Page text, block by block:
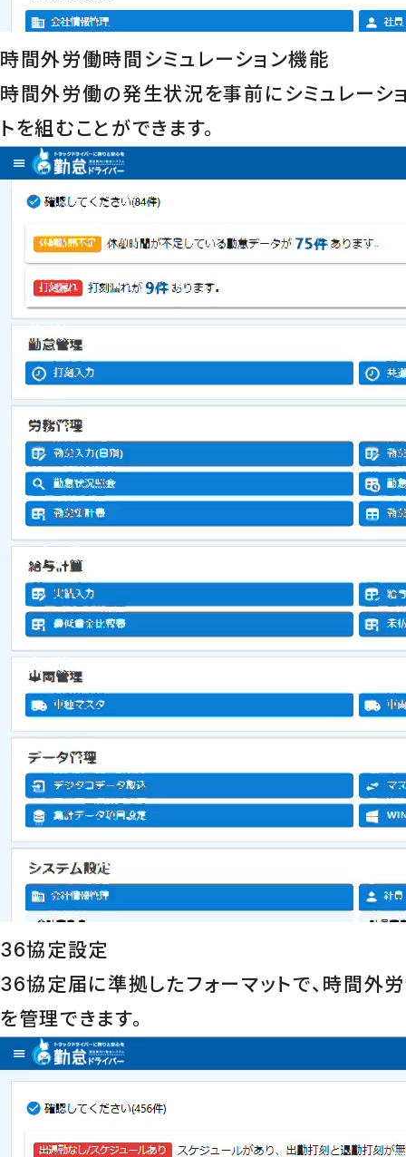
時間外労働時間シミュレーション機能
時間外労働の発生状況を事前にシミュレーシ
トを組むことができます。
36協定設定
36協定届に準拠したフォーマットで、時間外
を管理できます。